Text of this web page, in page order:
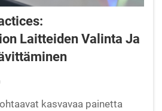
Laitteiden Valinta Ja
kasvavaa painetta